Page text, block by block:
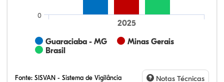
Guaraciaba - MG
Minas Gerais
Brasil
2025
0
Fonte: SISVAN - Sistema de Vigilância
Notas Técnicas